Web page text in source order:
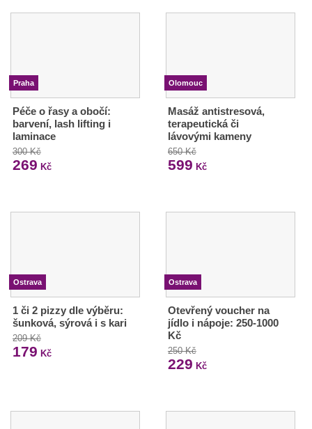
Praha
Péče o řasy a obočí:
barvení, lash lifting i
laminace
300 Kč
269 Kč
Olomouc
Masáž antistresová,
terapeutická či
lávovými kameny
650 Kč
599 Kč
Ostrava
1 či 2 pizzy dle výběru:
šunková, sýrová i s kari
209 Kč
179 Kč
Ostrava
Otevřený voucher na
jídlo i nápoje: 250-1000
Kč
250 Kč
229 Kč